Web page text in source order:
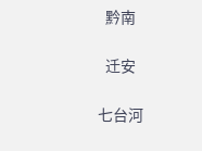
黔南
迁安
七台河